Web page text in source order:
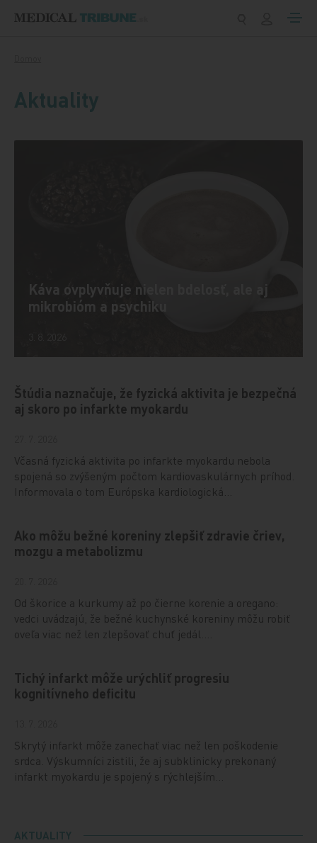
Aktuality
Káva ovplyvňuje nielen bdelosť, ale aj
mikrobióm a psychiku
Štúdia naznačuje, že fyzická aktivita je bezpečná
aj skoro po infarkte myokardu
Včasná fyzická aktivita po infarkte myokardu nebola
spojená so zvýšeným počtom kardiovaskulárnych príhod.
Informovala o tom Európska kardiologická…
Ako môžu bežné koreniny zlepšiť zdravie čriev,
mozgu a metabolizmu
Od škorice a kurkumy až po čierne korenie a oregano:
vedci uvádzajú, že bežné kuchynské koreniny môžu robiť
oveľa viac než len zlepšovať chuť jedál.…
Tichý infarkt môže urýchliť progresiu
kognitívneho deficitu
Skrytý infarkt môže zanechať viac než len poškodenie
srdca. Výskumníci zistili, že aj subklinicky prekonaný
infarkt myokardu je spojený s rýchlejším…
AKTUALITY